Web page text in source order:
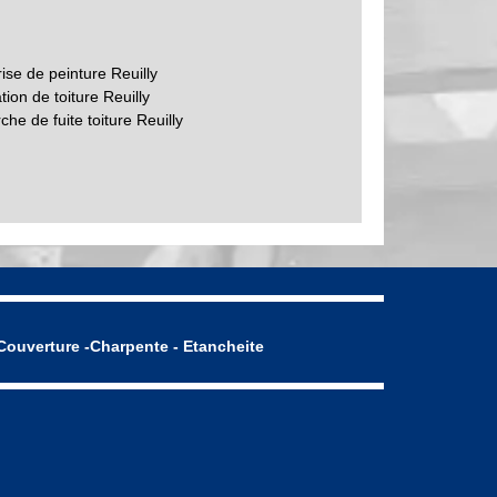
de peinture Reuilly
de toiture Reuilly
de fuite toiture Reuilly
-Charpente - Etancheite